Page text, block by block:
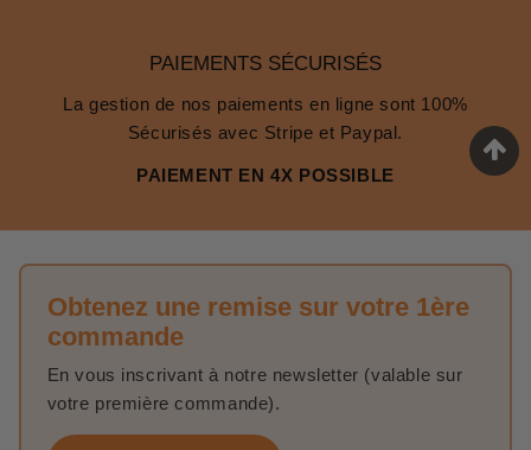
PAIEMENTS SÉCURISÉS
La gestion de nos paiements en ligne sont 100%
Sécurisés avec Stripe et Paypal.
PAIEMENT EN 4X POSSIBLE
Obtenez une remise sur votre 1ère
commande
En vous inscrivant à notre newsletter (valable sur
votre première commande).